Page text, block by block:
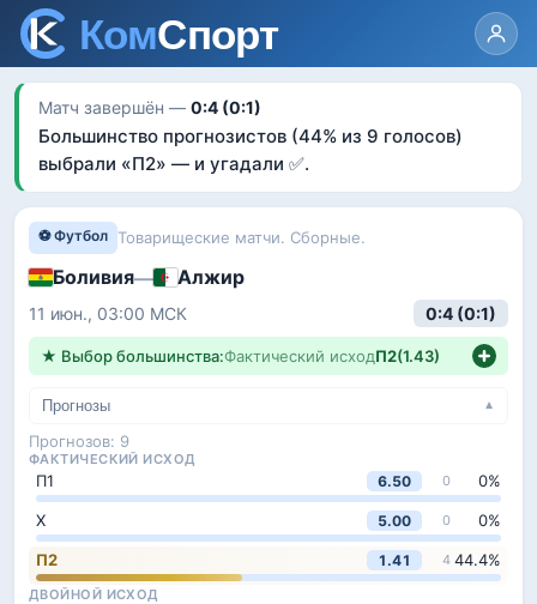
Матч завершён — 0:4 (0:1)
Большинство прогнозистов (44% из 9 голосов)
выбрали «П2» — и угадали ✅.
⚽ Футбол Товарищеские матчи. Сборные.
Боливия— Алжир
11 июн., 03:00 МСК 0:4 (0:1)
★ Выбор большинства:Фактический исходП2(1.43)
Прогнозы ▼
Прогнозов: 9
ФАКТИЧЕСКИЙ ИСХОД
П1 6.50 0 0%
Х 5.00 0 0%
П2 1.41 4 44.4%
ДВОЙНОЙ ИСХОД